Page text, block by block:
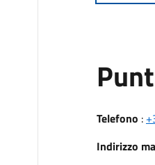
Telefono :
Indirizzo